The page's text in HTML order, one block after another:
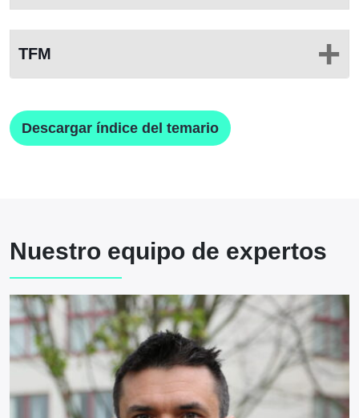
TFM
Descargar índice del temario
Nuestro equipo de expertos